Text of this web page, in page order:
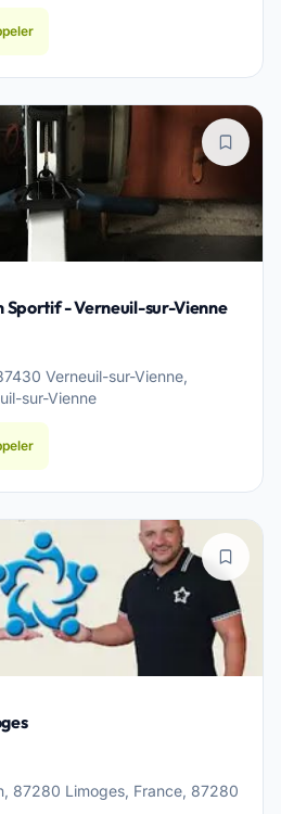
Sportif - Verneuil-sur-Vienne
Verneuil-sur-Vienne,
sur-Vienne
87280 Limoges, France, 87280